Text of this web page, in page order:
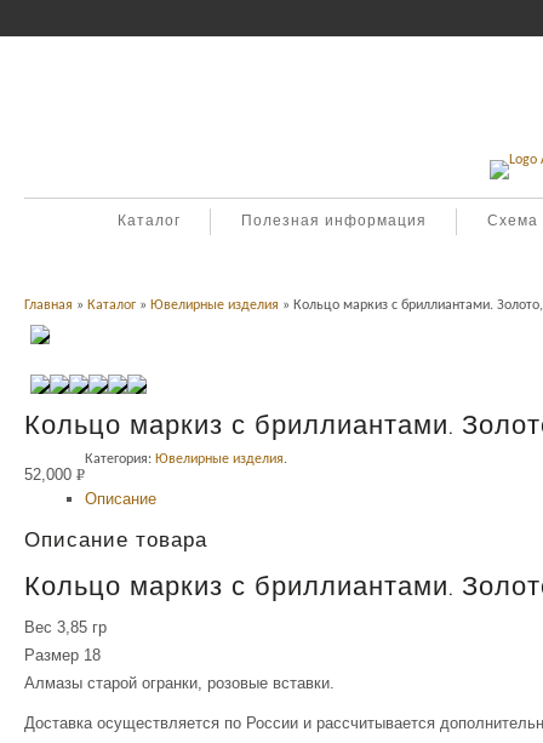
Каталог Полезная информация Схема
Главная » Каталог » Ювелирные изделия » Кольцо маркиз с бриллиантами.
Кольцо маркиз с бриллиантами.
52,000 Р
УБ.
Категория: Ювелирные изделия.
Описание
Описание товара
Кольцо маркиз с бриллиантами.
Вес 3,85 гр
Размер 18
Алмазы старой огранки, розовые вставки.
Доставка осуществляется по России и рассчитывается